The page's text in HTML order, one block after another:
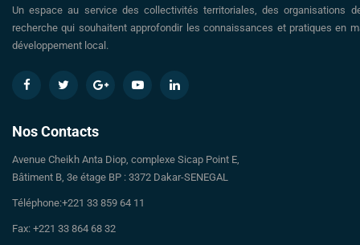
Un espace au service des collectivités territoriales, des organisations
recherche qui souhaitent approfondir les connaissances et pratiques en
développement local.
Nos Contacts
Avenue Cheikh Anta Diop, complexe Sicap Point E,
Bâtiment B, 3e étage BP : 3372 Dakar-SENEGAL
Téléphone:+221 33 859 64 11
Fax: +221 33 864 68 32